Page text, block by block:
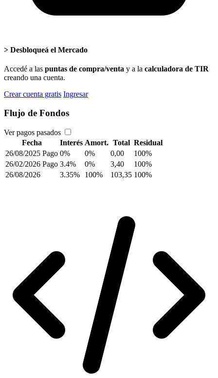
> Desbloqueá el Mercado
Accedé a las puntas de compra/venta y a la calculadora de TIR
creando una cuenta.
Crear cuenta gratis Ingresar
Flujo de Fondos
Ver pagos pasados
Fecha
Interés Amort. Total Residual
26/08/2025 Pago 0% 0% 0,00
100%
26/02/2026 Pago 3.4% 0% 3,40
100%
26/08/2026
3.35% 100% 103,35 100%